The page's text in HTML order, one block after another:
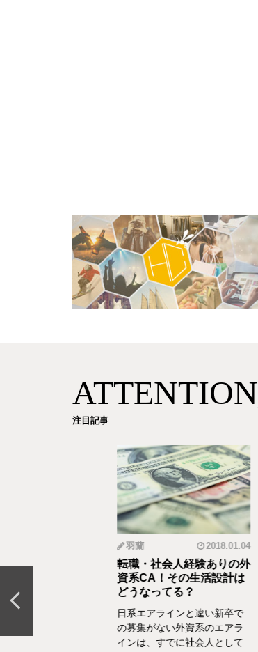
ATTENTION
注目記事
から海外OLに転
社を辞めていきなり
羽蘭 2018.01.04
転職・社会人経験ありの外
資系CA！その生活設計は
どうなってる？
日系エアラインと違い新卒で
の募集がない外資系のエアラ
インは、すでに社会人として